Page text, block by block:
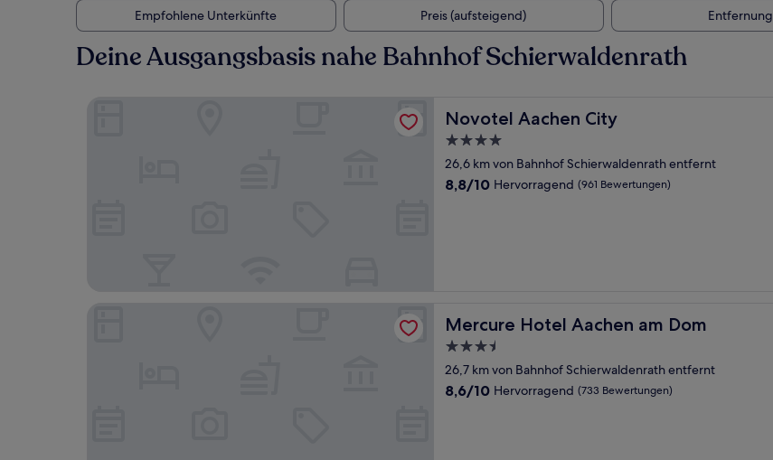
Empfohlene Unterkünfte
Preis (aufsteigend) Entfernung
Deine Ausgangsbasis nahe Bahnhof Schierwaldenrath
Novotel Aachen City
Novotel Aachen City
4.0-
Sterne-
Unterkunft
26,6 km von Bahnhof Schierwaldenrath entfernt
8.8
8,8/10 Hervorragend (961 Bewertungen)
Mercure Hotel Aachen am Dom
Mercure Hotel Aachen am Dom
3.5-
Sterne-
Unterkunft
26,7 km von Bahnhof Schierwaldenrath entfernt
8.6
8,6/10 Hervorragend (733 Bewertungen)